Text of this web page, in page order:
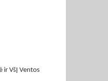
ir VšĮ Ventos